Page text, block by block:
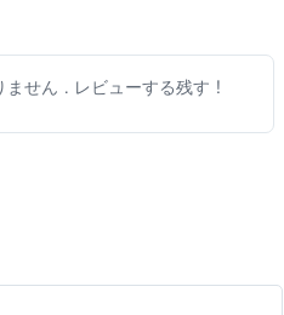
ません . レビューする残す !